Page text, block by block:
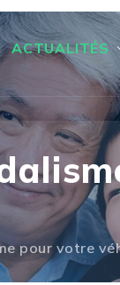
ACTUALITÉS
pour votre